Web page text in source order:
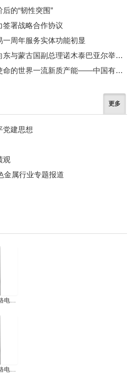
的“韧性突围”
签署战略合作协议
周年服务实体功能初显
中铝集团董事长段向东与蒙古国副总理诺木泰巴亚尔举行会谈
锻造无愧时代无愧使命的世界一流新质产能——中国有色金属工业的战略应对与破局之道（二）
更多
党建思想
观
金属行业专题报道
2026年3月24日中国有色网络电视新闻
2026年2月27日中国有色网络电视新闻